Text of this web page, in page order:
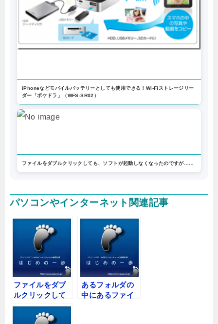
iPhoneなどモバイルバッテリーとしても使用できる！Wi-Fiストレージリー
ダー「ポケドラ」（WFS-SR02）
ファイルをダブルクリックしても、ソフトが起動しなくなったのですが……
パソコンやインターネット関連記事
ファイルをダブ
ルクリックして
も、ソフトが起
動しなくなった
あるフォルダの
中にあるファイ